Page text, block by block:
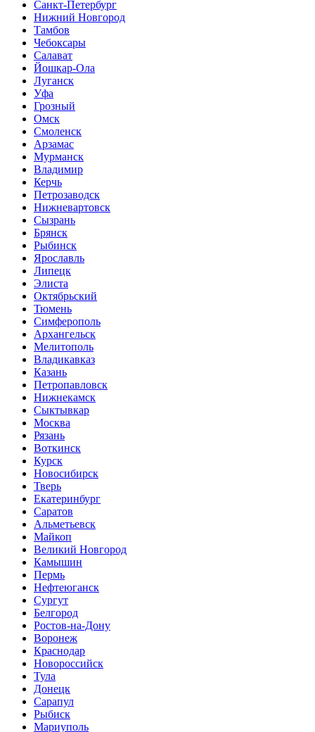
Санкт-Петербург
Нижний Новгород
Тамбов
Чебоксары
Салават
Йошкар-Ола
Луганск
Уфа
Грозный
Омск
Смоленск
Арзамас
Мурманск
Владимир
Керчь
Петрозаводск
Нижневартовск
Сызрань
Брянск
Рыбинск
Ярославль
Липецк
Элиста
Октябрьский
Тюмень
Симферополь
Архангельск
Мелитополь
Владикавказ
Казань
Петропавловск
Нижнекамск
Сыктывкар
Москва
Рязань
Воткинск
Курск
Новосибирск
Тверь
Екатеринбург
Саратов
Альметьевск
Майкоп
Великий Новгород
Камышин
Пермь
Нефтеюганск
Сургут
Белгород
Ростов-на-Дону
Воронеж
Краснодар
Новороссийск
Тула
Донецк
Сарапул
Рыбиск
Мариуполь